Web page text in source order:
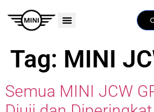
Tag: MINI
Semua MINI JCW